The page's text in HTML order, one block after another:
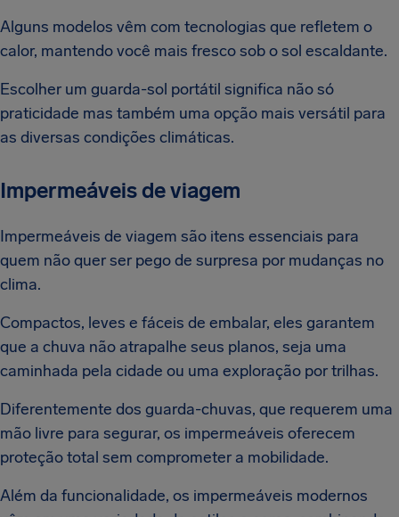
Alguns modelos vêm com tecnologias que refletem o
calor, mantendo você mais fresco sob o sol escaldante.
Escolher um guarda-sol portátil significa não só
praticidade mas também uma opção mais versátil para
as diversas condições climáticas.
Impermeáveis de viagem
Impermeáveis de viagem são itens essenciais para
quem não quer ser pego de surpresa por mudanças no
clima.
Compactos, leves e fáceis de embalar, eles garantem
que a chuva não atrapalhe seus planos, seja uma
caminhada pela cidade ou uma exploração por trilhas.
Diferentemente dos guarda-chuvas, que requerem uma
mão livre para segurar, os impermeáveis oferecem
proteção total sem comprometer a mobilidade.
Além da funcionalidade, os impermeáveis modernos